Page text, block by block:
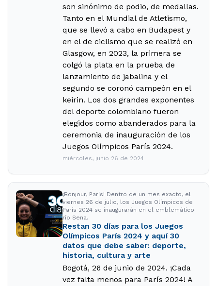
son sinónimo de podio, de medallas.
Tanto en el Mundial de Atletismo,
que se llevó a cabo en Budapest y
en el de ciclismo que se realizó en
Glasgow, en 2023, la primera se
colgó la plata en la prueba de
lanzamiento de jabalina y el
segundo se coronó campeón en el
keirin. Los dos grandes exponentes
del deporte colombiano fueron
elegidos como abanderados para la
ceremonia de inauguración de los
Juegos Olímpicos París 2024.
miércoles, junio 26 de 2024
¡Bonjour, París! Dentro de un mes exacto, el
viernes 26 de julio, los Juegos Olímpicos de
París 2024 se inaugurarán en el emblemático
río Sena.
Restan 30 días para los Juegos
Olímpicos París 2024 y aquí 30
datos que debe saber: deporte,
historia, cultura y arte
Bogotá, 26 de junio de 2024. ¡Cada
vez falta menos para París 2024! A